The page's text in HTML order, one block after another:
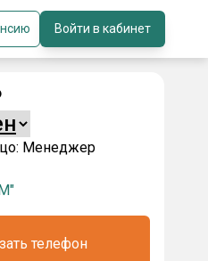
Войти в кабинет
Менеджер
телефон